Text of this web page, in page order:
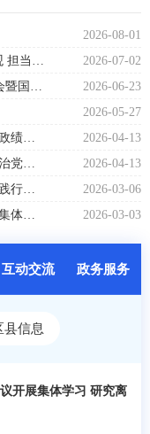
2026-08-01
2026-07-02
2026-06-23
2026-05-27
2026-04-13
2026-04-13
2026-03-06
2026-03-03
互动交流 政务服务
县信息
开展集体学习 研究离